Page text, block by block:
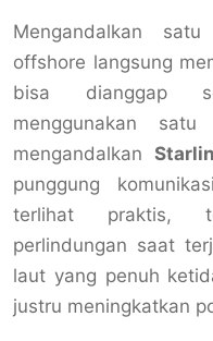
Mengandalkan
offshore langsung
bisa dianggap
menggunakan satu
mengandalkan
punggung
terlihat praktis,
perlindungan saat
laut yang penuh
justru meningkatkan